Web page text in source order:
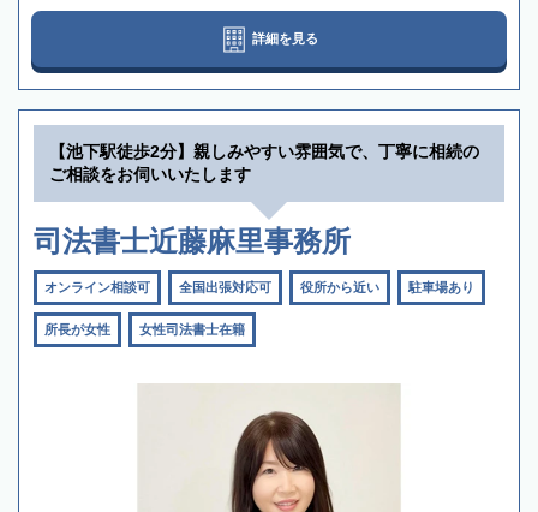
詳細を見る
【池下駅徒歩2分】親しみやすい雰囲気で、丁寧に相続の
ご相談をお伺いいたします
司法書士近藤麻里事務所
オンライン相談可 全国出張対応可 役所から近い 駐車場あり
所長が女性 女性司法書士在籍